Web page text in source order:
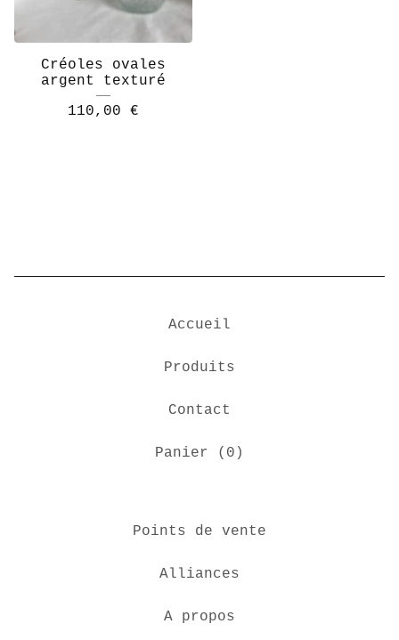
Créoles ovales
argent texturé
110,00 €
Accueil
Produits
Contact
Panier ( 0 )
Points de vente
Alliances
A propos